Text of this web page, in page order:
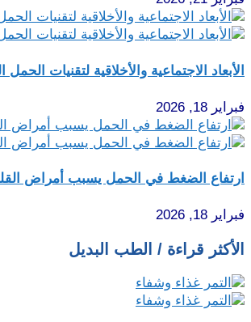
الأبعاد الاجتماعية والأخلاقية لتقنيات
فبراير 18, 2026
ارتفاع الضغط في الحمل يسبب أمراض
فبراير 18, 2026
الأكثر قراءة / الطب البديل